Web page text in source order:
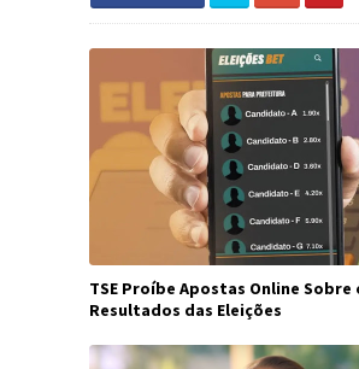
TSE Proíbe Apostas Online Sobre
Resultados das Eleições